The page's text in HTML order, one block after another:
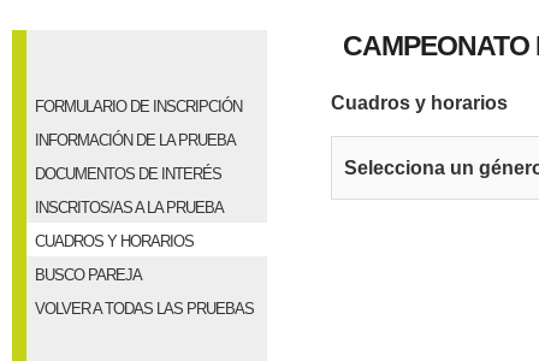
FORMULARIO DE INSCRIPCIÓN
INFORMACIÓN DE LA PRUEBA
DOCUMENTOS DE INTERÉS
INSCRITOS/AS A LA PRUEBA
CUADROS Y HORARIOS
BUSCO PAREJA
VOLVER A TODAS LAS PRUEBAS
CAMPEONATO
Cuadros y horarios
Selecciona un